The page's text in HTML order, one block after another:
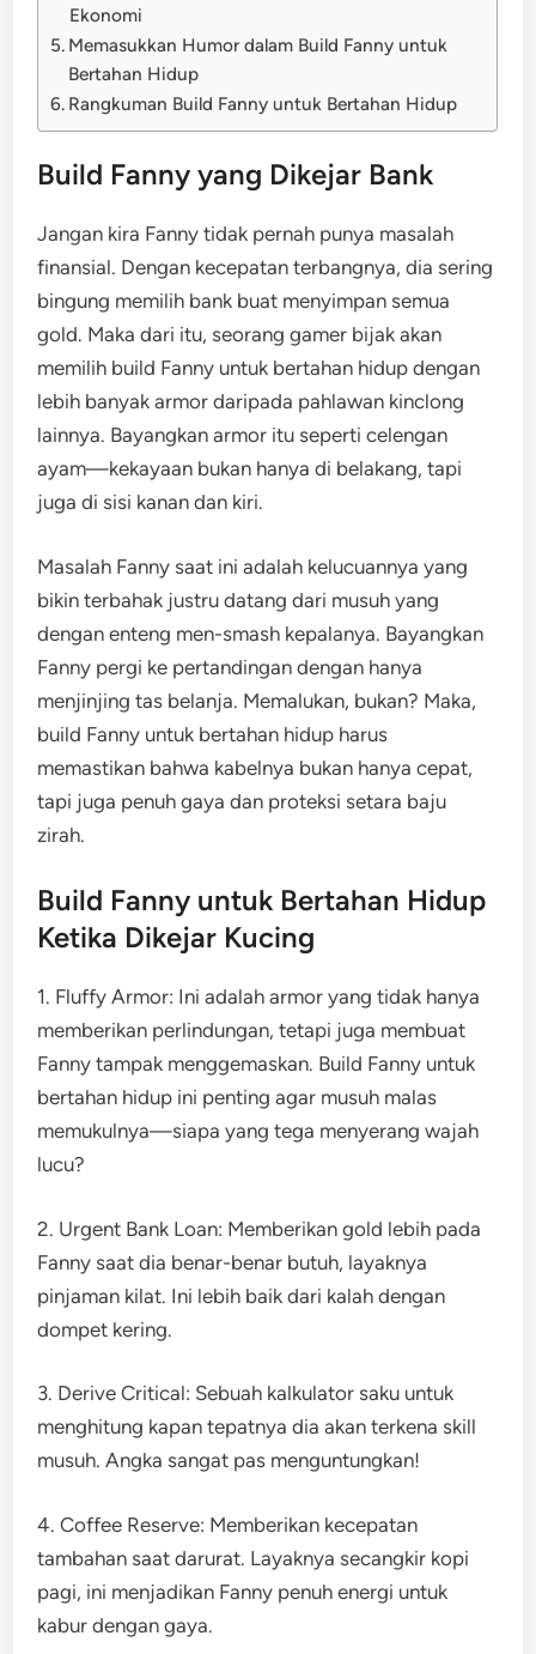
Ekonomi
Memasukkan Humor dalam Build Fanny untuk
Bertahan Hidup
Rangkuman Build Fanny untuk Bertahan Hidup
Build Fanny yang Dikejar Bank
Jangan kira Fanny tidak pernah punya masalah
finansial. Dengan kecepatan terbangnya, dia sering
bingung memilih bank buat menyimpan semua
gold. Maka dari itu, seorang gamer bijak akan
memilih build Fanny untuk bertahan hidup dengan
lebih banyak armor daripada pahlawan kinclong
lainnya. Bayangkan armor itu seperti celengan
ayam—kekayaan bukan hanya di belakang, tapi
juga di sisi kanan dan kiri.
Masalah Fanny saat ini adalah kelucuannya yang
bikin terbahak justru datang dari musuh yang
dengan enteng men-smash kepalanya. Bayangkan
Fanny pergi ke pertandingan dengan hanya
menjinjing tas belanja. Memalukan, bukan? Maka,
build Fanny untuk bertahan hidup harus
memastikan bahwa kabelnya bukan hanya cepat,
tapi juga penuh gaya dan proteksi setara baju
zirah.
Build Fanny untuk Bertahan Hidup
Ketika Dikejar Kucing
1. Fluffy Armor: Ini adalah armor yang tidak hanya
memberikan perlindungan, tetapi juga membuat
Fanny tampak menggemaskan. Build Fanny untuk
bertahan hidup ini penting agar musuh malas
memukulnya—siapa yang tega menyerang wajah
lucu?
2. Urgent Bank Loan: Memberikan gold lebih pada
Fanny saat dia benar-benar butuh, layaknya
pinjaman kilat. Ini lebih baik dari kalah dengan
dompet kering.
3. Derive Critical: Sebuah kalkulator saku untuk
menghitung kapan tepatnya dia akan terkena skill
musuh. Angka sangat pas menguntungkan!
4. Coffee Reserve: Memberikan kecepatan
tambahan saat darurat. Layaknya secangkir kopi
pagi, ini menjadikan Fanny penuh energi untuk
kabur dengan gaya.